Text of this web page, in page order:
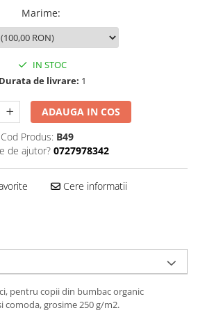
Marime:
IN STOC
Durata de livrare: 1
ADAUGA IN COS
Cod Produs: B49
de ajutor? 0727978342
Cere informatii
pentru copii din bumbac organic
comoda, grosime 250 g/m2.